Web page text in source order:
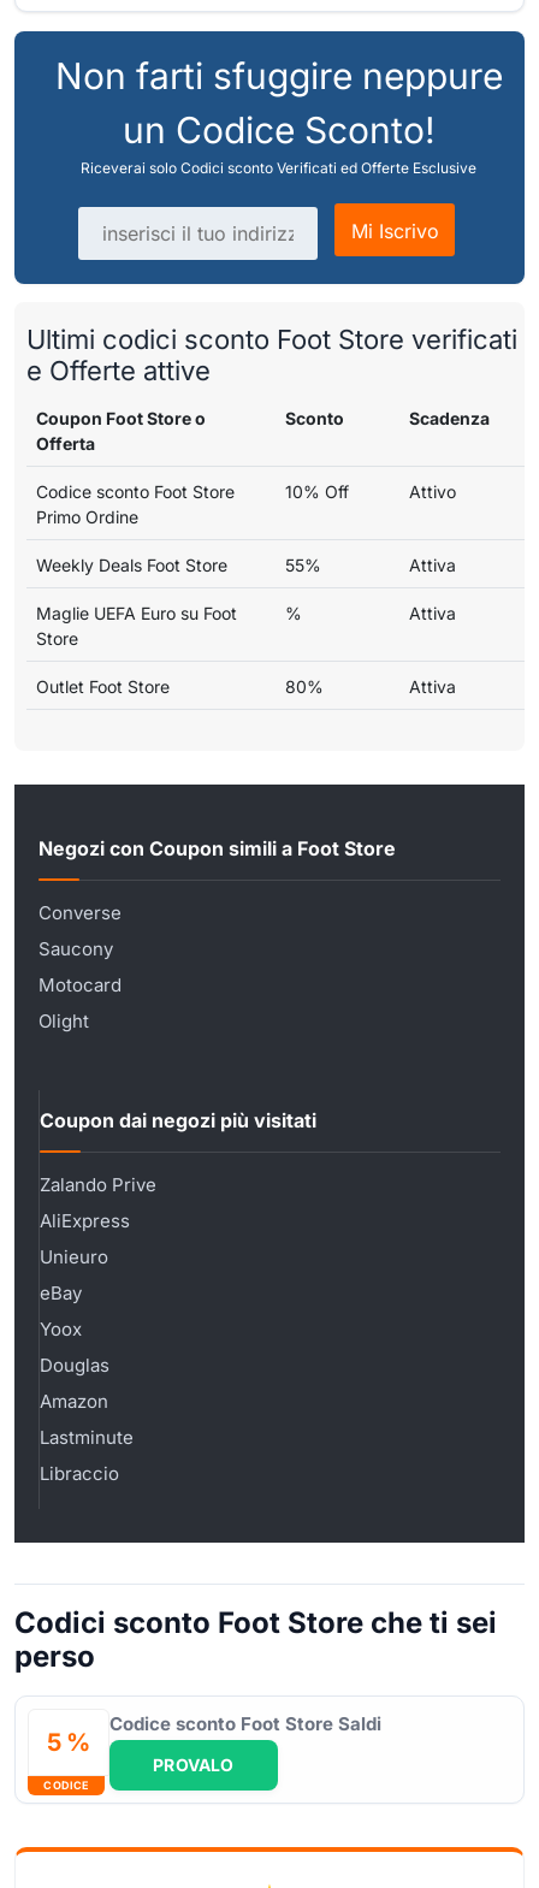
Non farti sfuggire neppure
un Codice Sconto!
Riceverai solo Codici sconto Verificati ed Offerte Esclusive
Indirizzo email
Mi Iscrivo
Ultimi codici sconto Foot Store verificati
e Offerte attive
Coupon Foot Store o
Offerta
Sconto Scadenza
Codice sconto Foot Store
Primo Ordine
10% Off Attivo
Weekly Deals Foot Store 55% Attiva
Maglie UEFA Euro su Foot
Store
% Attiva
Outlet Foot Store 80% Attiva
Negozi con Coupon simili a Foot Store
Converse
Saucony
Motocard
Olight
Coupon dai negozi più visitati
Zalando Prive
AliExpress
Unieuro
eBay
Yoox
Douglas
Amazon
Lastminute
Libraccio
Codici sconto Foot Store che ti sei
perso
5 %
CODICE
Codice sconto Foot Store Saldi
PROVALO